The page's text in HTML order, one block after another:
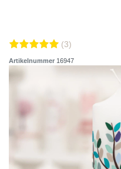
(3)
Artikelnummer 16947